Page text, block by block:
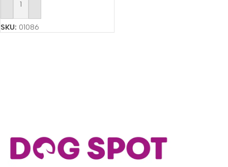
Añadir Al Carrito
SKU: 01086